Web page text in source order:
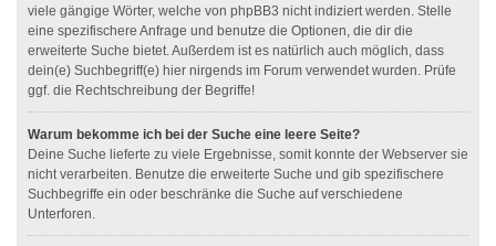
viele gängige Wörter, welche von phpBB3 nicht indiziert werden. Stelle
eine spezifischere Anfrage und benutze die Optionen, die dir die
erweiterte Suche bietet. Außerdem ist es natürlich auch möglich, dass
dein(e) Suchbegriff(e) hier nirgends im Forum verwendet wurden. Prüfe
ggf. die Rechtschreibung der Begriffe!
Warum bekomme ich bei der Suche eine leere Seite?
Deine Suche lieferte zu viele Ergebnisse, somit konnte der Webserver sie
nicht verarbeiten. Benutze die erweiterte Suche und gib spezifischere
Suchbegriffe ein oder beschränke die Suche auf verschiedene
Unterforen.